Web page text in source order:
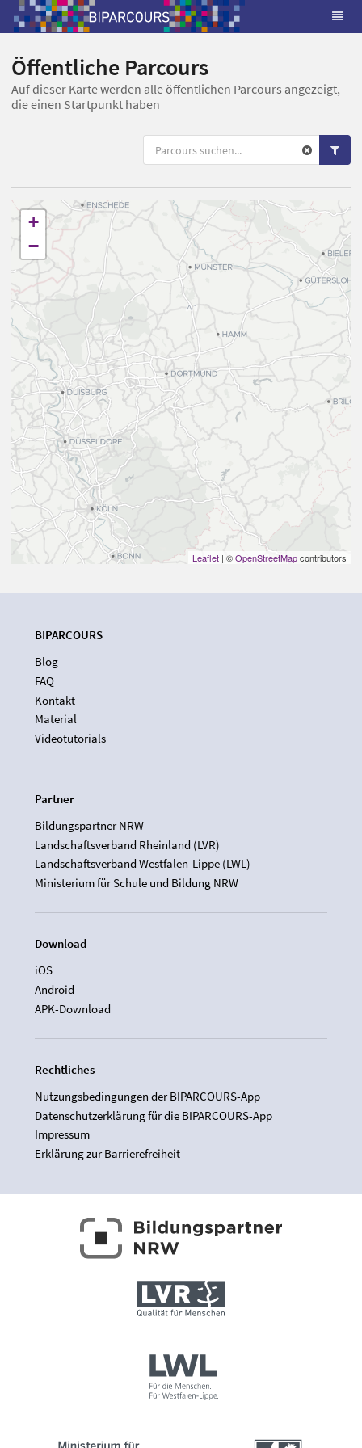
Öffentliche Parcours
Auf dieser Karte werden alle öffentlichen Parcours angezeigt,
die einen Startpunkt haben
+
−
Leaflet | ©OpenStreetMapcontributors
BIPARCOURS
Blog
FAQ
Kontakt
Material
Videotutorials
Partner
Bildungspartner NRW
Landschaftsverband Rheinland (LVR)
Landschaftsverband Westfalen-Lippe (LWL)
Ministerium für Schule und Bildung NRW
Download
iOS
Android
APK-Download
Rechtliches
Nutzungsbedingungen der BIPARCOURS-App
Datenschutzerklärung für die BIPARCOURS-App
Impressum
Erklärung zur Barrierefreiheit